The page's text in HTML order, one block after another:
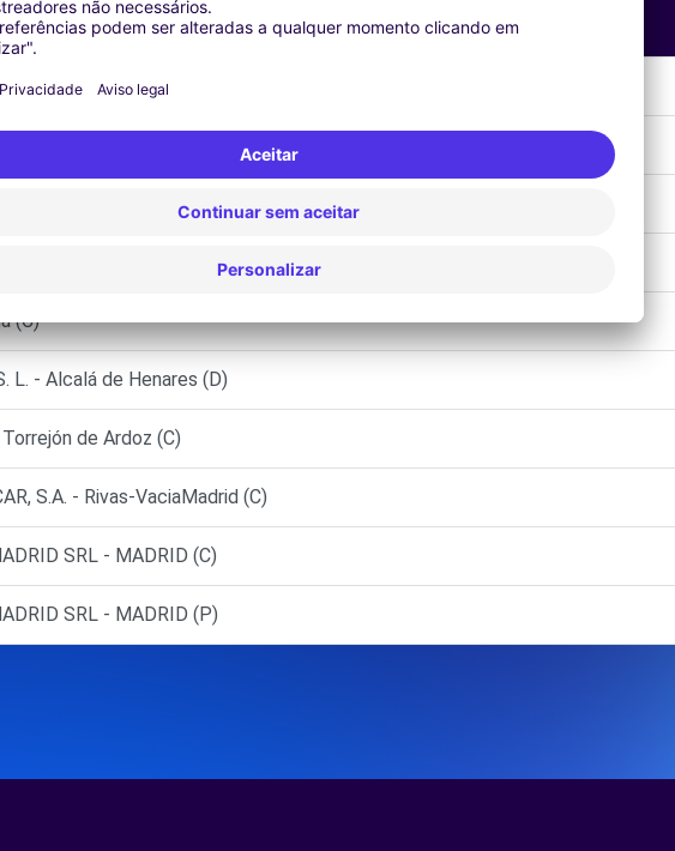
(C)
L. - Alcalá de Henares (D)
de Ardoz (C)
S.A. - Rivas-VaciaMadrid (C)
SRL - MADRID (C)
SRL - MADRID (P)